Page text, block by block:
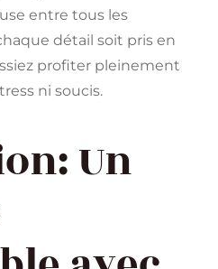
entre tous les
détail soit pris en
profiter pleinement
ni soucis.
Un